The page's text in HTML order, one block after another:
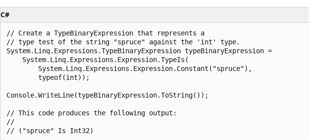
C#
// Create a TypeBinaryExpression that represents a
// type test of the string "spruce" against the 'int' type.
System.Linq.Expressions.TypeBinaryExpression typeBinaryExpression =
    System.Linq.Expressions.Expression.TypeIs(
        System.Linq.Expressions.Expression.Constant("spruce"),
        typeof(int));
Console.WriteLine(typeBinaryExpression.ToString());
// This code produces the following output:
//